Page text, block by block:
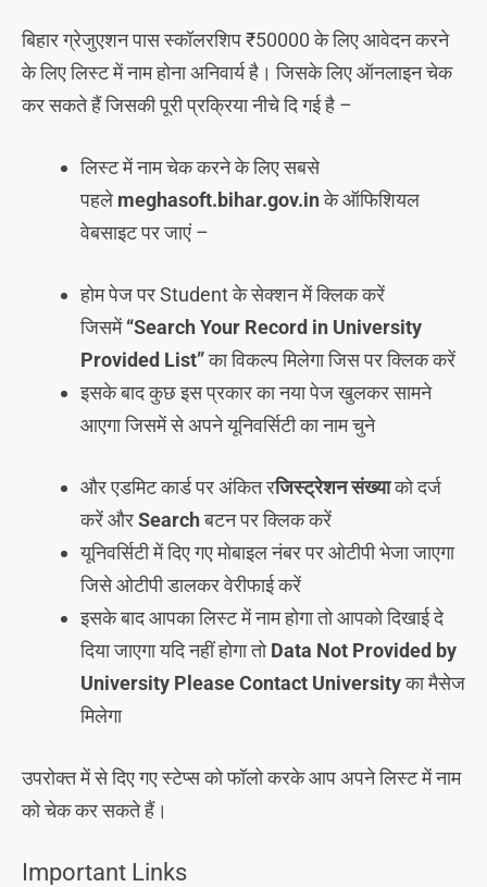
बिहार ग्रेजुएशन पास स्कॉलरशिप ₹50000 के लिए आवेदन करने
के लिए लिस्ट में नाम होना अनिवार्य है। जिसके लिए ऑनलाइन चेक
कर सकते हैं जिसकी पूरी प्रक्रिया नीचे दि गई है –
लिस्ट में नाम चेक करने के लिए सबसे
पहले meghasoft.bihar.gov.inके ऑफिशियल
वेबसाइट पर जाएं –
होम पेज पर Student के सेक्शन में क्लिक करें
जिसमें“Search Your Record in University
Provided List”का विकल्प मिलेगा जिस पर क्लिक करें
इसके बाद कुछ इस प्रकार का नया पेज खुलकर सामने
आएगा जिसमें से अपने यूनिवर्सिटी का नाम चुने
और एडमिट कार्ड पर अंकित रजिस्ट्रेशन संख्याको दर्ज
करें औरSearchबटन पर क्लिक करें
यूनिवर्सिटी में दिए गए मोबाइल नंबर पर ओटीपी भेजा जाएगा
जिसे ओटीपी डालकर वेरीफाई करें
इसके बाद आपका लिस्ट में नाम होगा तो आपको दिखाई दे
दिया जाएगा यदि नहीं होगा तोData Not Provided by
University Please Contact Universityका मैसेज
मिलेगा
उपरोक्त में से दिए गए स्टेप्स को फॉलो करके आप अपने लिस्ट में नाम
को चेक कर सकते हैं।
Important Links